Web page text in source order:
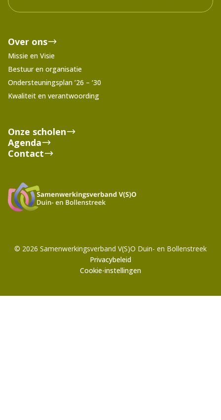
Over ons
Missie en Visie
Bestuur en organisatie
Ondersteuningsplan ’26 – ‘30
Kwaliteit en verantwoording
Onze scholen
Agenda
Contact
© 2026 Samenwerkingsverband V(S)O Duin- en Bollenstreek
Privacybeleid
Cookie-instellingen